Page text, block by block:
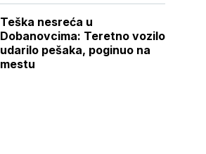
Teška nesreća u
Dobanovcima: Teretno vozilo
udarilo pešaka, poginuo na
mestu